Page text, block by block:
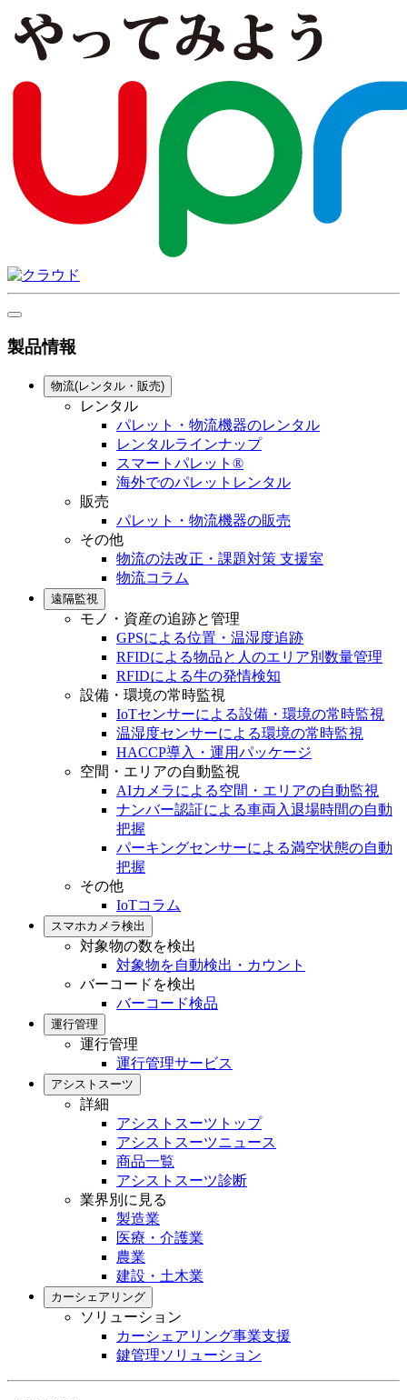
製品情報
物流(レンタル・販売)
レンタル
パレット・物流機器のレンタル
レンタルラインナップ
スマートパレット®
海外でのパレットレンタル
販売
パレット・物流機器の販売
その他
物流の法改正・課題対策 支援室
物流コラム
遠隔監視
モノ・資産の追跡と管理
GPSによる位置・温湿度追跡
RFIDによる物品と人のエリア別数量管理
RFIDによる牛の発情検知
設備・環境の常時監視
IoTセンサーによる設備・環境の常時監視
温湿度センサーによる環境の常時監視
HACCP導入・運用パッケージ
空間・エリアの自動監視
AIカメラによる空間・エリアの自動監視
ナンバー認証による車両入退場時間の自動
把握
パーキングセンサーによる満空状態の自動
把握
その他
IoTコラム
スマホカメラ検出
対象物の数を検出
対象物を自動検出・カウント
バーコードを検出
バーコード検品
運行管理
運行管理
運行管理サービス
アシストスーツ
詳細
アシストスーツトップ
アシストスーツニュース
商品一覧
アシストスーツ診断
業界別に見る
製造業
医療・介護業
農業
建設・土木業
カーシェアリング
ソリューション
カーシェアリング事業支援
鍵管理ソリューション